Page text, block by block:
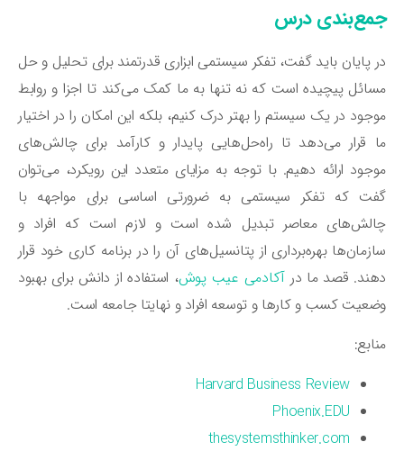
درس
پایان باید گفت، تفکر سیستمی ابزاری قدرتمند برای تحلیل و حل
پیچیده است که نه تنها به ما کمک می‌کند تا اجزا و روابط
در یک سیستم را بهتر درک کنیم، بلکه این امکان را در اختیار
قرار می‌دهد تا راه‌حل‌هایی پایدار و کارآمد برای چالش‌های
ارائه دهیم. با توجه به مزایای متعدد این رویکرد، می‌توان
که تفکر سیستمی به ضرورتی اساسی برای مواجهه با
معاصر تبدیل شده است و لازم است که افراد و
بهره‌برداری از پتانسیل‌های آن را در برنامه کاری خود قرار
قصد ما درآکادمی عیب پوش، استفاده از دانش برای بهبود
کسب و کارها و توسعه افراد و نهایتا جامعه است.
Harvard Business Review
Phoenix.EDU
thesystemsthinker.com